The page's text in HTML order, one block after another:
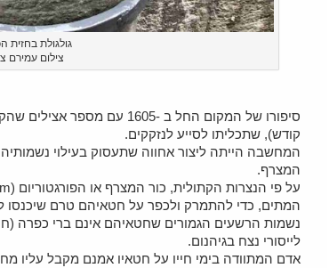
גולגולת בחזית
צילום עמירם
קודש), שתכליתו לסייע לנזקקים.
המחשבה הייתה ליצור אחווה שתעסוק בעילוי
המצרף.
המתים, כדי להתמרק ולכפר על חטאיהם טרם שיכנסו
נשמות הרשעים הגמורים שחטאיהם אינם ברי כפרה
לייסורי נצח בגיהנום.
אדם המתוודה בימי חייו על חטאיו אמנם מקבל עליו